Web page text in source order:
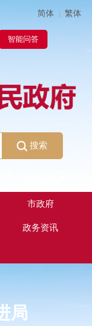
简体 | 繁体
智能问答
搜索
市政府
政务资讯
局